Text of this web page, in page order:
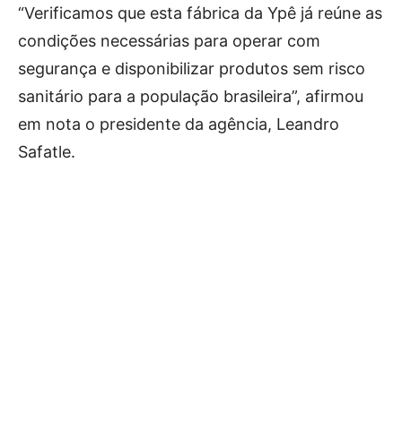
“Verificamos que esta fábrica da Ypê já reúne as
condições necessárias para operar com
segurança e disponibilizar produtos sem risco
sanitário para a população brasileira”, afirmou
em nota o presidente da agência, Leandro
Safatle.